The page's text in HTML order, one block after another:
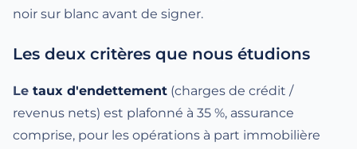
noir sur blanc avant de signer.
Les deux critères que nous étudions
Le taux d'endettement (charges de crédit /
revenus nets) est plafonné à 35 %, assurance
comprise, pour les opérations à part immobilière